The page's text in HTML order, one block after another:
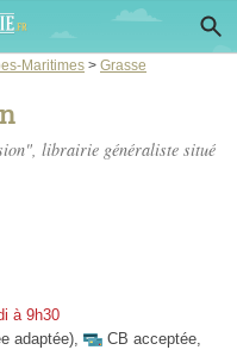
Maritimes > Grasse
librairie généraliste situé
à 9h30
adaptée), CB acceptée,